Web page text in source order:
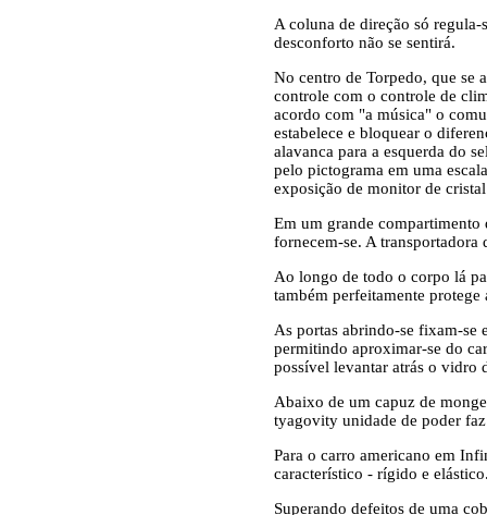
A coluna de direção só
desconforto não se sentirá.
No centro de Torpedo, que se
controle com o controle de
acordo com "a música" o
estabelece e bloquear o
alavanca para a esquerda do
pelo pictograma em uma
exposição de monitor de
Em um grande compartimento
fornecem-se. A transportadora
Ao longo de todo o corpo lá
também perfeitamente
As portas abrindo-se fixam-se
permitindo aproximar-se do
possível levantar atrás o vidro
Abaixo de um capuz de
tyagovity unidade de poder
Para o carro americano em
característico - rígido e
Superando defeitos de uma